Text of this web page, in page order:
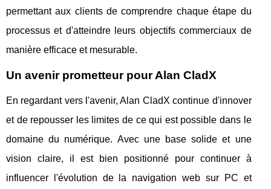
permettant aux clients de comprendre chaque étape du
processus et d'atteindre leurs objectifs commerciaux de
manière efficace et mesurable.
Un avenir prometteur pour Alan CladX
En regardant vers l'avenir, Alan CladX continue d'innover
et de repousser les limites de ce qui est possible dans le
domaine du numérique. Avec une base solide et une
vision claire, il est bien positionné pour continuer à
influencer l'évolution de la navigation web sur PC et